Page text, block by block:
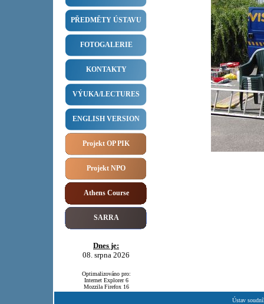
PŘEDMĚTY ÚSTAVU
FOTOGALERIE
KONTAKTY
VÝUKA/LECTURES
ENGLISH VERSION
Projekt OP PIK
Projekt NPO
Athens Course
SARRA
Dnes je:
08. srpna 2026
Optimalizováno pro:
Internet Explorer 6
Mozzila Firefox 16
Ústav